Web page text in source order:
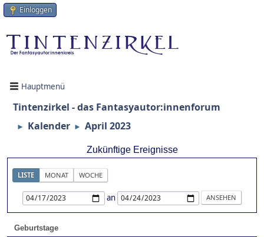
Einloggen
Hauptmenü
Tintenzirkel - das Fantasyautor:innenforum
► Kalender ► April 2023
Zukünftige Ereignisse
LISTE MONAT WOCHE
an
Geburtstage